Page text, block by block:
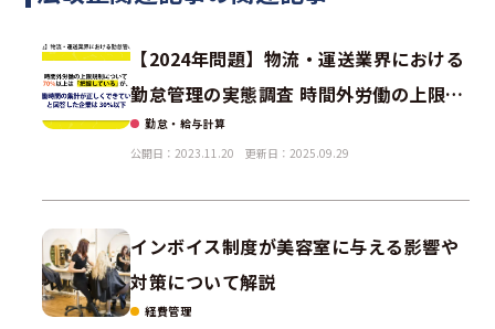
【2024年問題】物流・運送業界における
勤怠管理の実態調査 時間外労働の上限規
制について70％以上は「把握している」
が「労働時間の集計が正しくできてい
る」と回答した企業は30％以下
勤怠・給与計算
公開日：2023.11.20
更新日：2025.09.29
インボイス制度が美容室に与える影響や
対策について解説
経費管理